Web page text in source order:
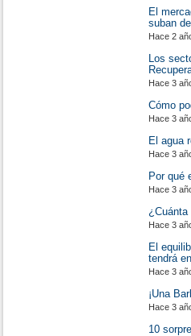
El
suban
Hace 2
Los
Hace 3
Cómo
Hace 3
El agua
Hace 3
Por qué
Hace 3
¿Cuánta
Hace 3
El
tendrá
Hace 3
¡Una
Hace 3
10